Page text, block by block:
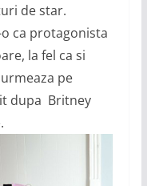
de star.
ca protagonista
la fel ca si
pe
dupa Britney